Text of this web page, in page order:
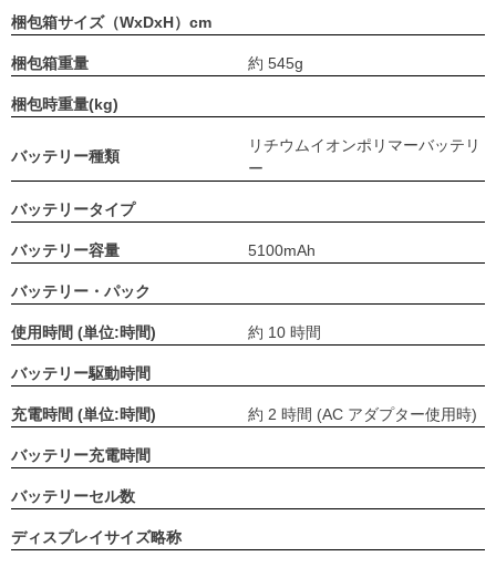
梱包箱サイズ（WxDxH）cm
梱包箱重量 約 545g
梱包時重量(kg)
バッテリー種類
リチウムイオンポリマーバッテリ
ー
バッテリータイプ
バッテリー容量 5100mAh
バッテリー・パック
使用時間 (単位:時間) 約 10 時間
バッテリー駆動時間
充電時間 (単位:時間) 約 2 時間 (AC アダプター使用時)
バッテリー充電時間
バッテリーセル数
ディスプレイサイズ略称